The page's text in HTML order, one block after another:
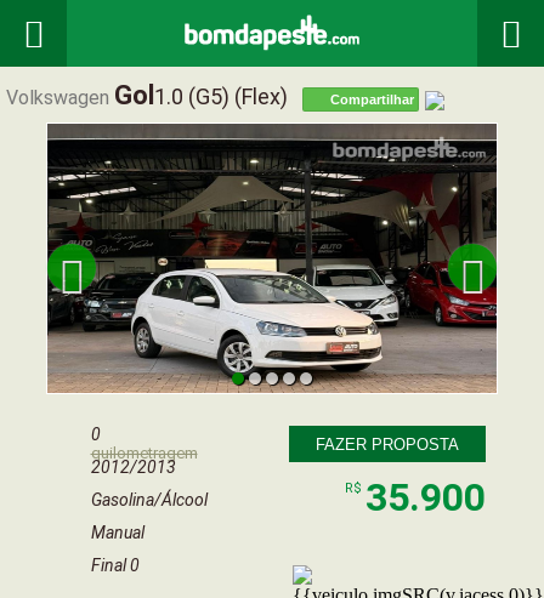
 
Volkswagen Gol 1.0 (g5) (flex) Compartilhar
 
0
quilometragem
2012/2013
Gasolina/Álcool
Manual
Final 0
FAZER PROPOSTA
R$ 35.900